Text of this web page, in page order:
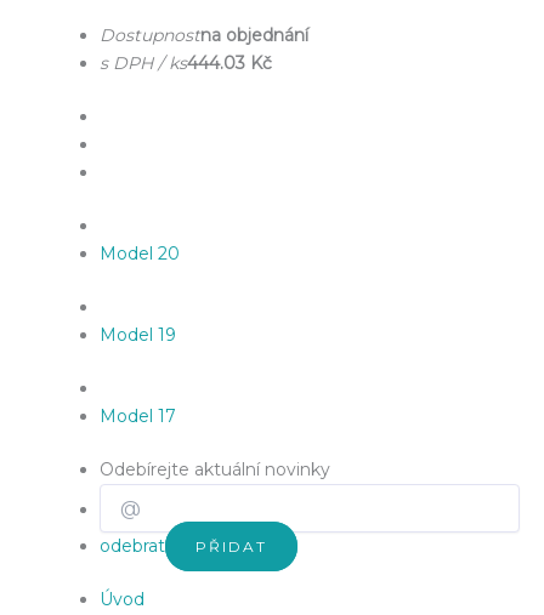
Dostupnostna objednání
s DPH / ks444.03 Kč
Model 20
Model 19
Model 17
Odebírejte aktuální novinky
odebrat PŘIDAT
Úvod